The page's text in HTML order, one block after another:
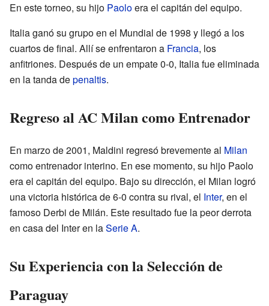
En este torneo, su hijo Paoloera el capitán del equipo.
Italia ganó su grupo en el Mundial de 1998 y llegó a los
cuartos de final. Allí se enfrentaron a Francia, los
anfitriones. Después de un empate 0-0, Italia fue eliminada
en la tanda depenaltis.
Regreso al AC Milan como Entrenador
En marzo de 2001, Maldini regresó brevemente al Milan
como entrenador interino. En ese momento, su hijo Paolo
era el capitán del equipo. Bajo su dirección, el Milan logró
una victoria histórica de 6-0 contra su rival, el Inter, en el
famoso Derbi de Milán. Este resultado fue la peor derrota
en casa del Inter en laSerie A.
Su Experiencia con la Selección de
Paraguay